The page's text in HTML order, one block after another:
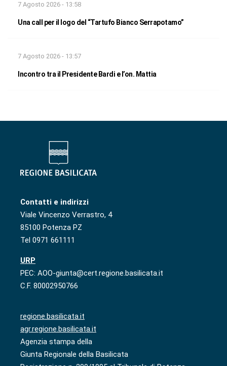
7 Agosto 2026 - 13:58
Una call per il logo del “Tartufo Bianco Serrapotamo”
7 Agosto 2026 - 13:57
Incontro tra il Presidente Bardi e l’on. Mattia
Contatti e indirizzi
Viale Vincenzo Verrastro, 4
85100 Potenza PZ
Tel 0971 661111
URP
PEC: AOO-giunta@cert.regione.basilicata.it
C.F. 80002950766
regione.basilicata.it
agr.regione.basilicata.it
Agenzia stampa della
Giunta Regionale della Basilicata